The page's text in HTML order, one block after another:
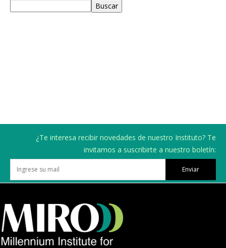
Buscar
¿Te interesa recibir novedades de nuestro Instituto? Te
invitamos a suscribirte a nuestro boletín:
Enviar